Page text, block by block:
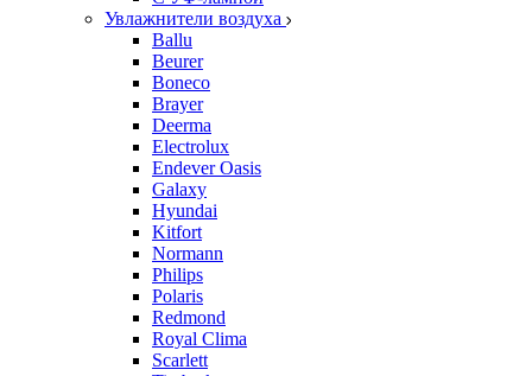
Увлажнители воздуха
Ballu
Beurer
Boneco
Brayer
Deerma
Electrolux
Endever Oasis
Galaxy
Hyundai
Kitfort
Normann
Philips
Polaris
Redmond
Royal Clima
Scarlett